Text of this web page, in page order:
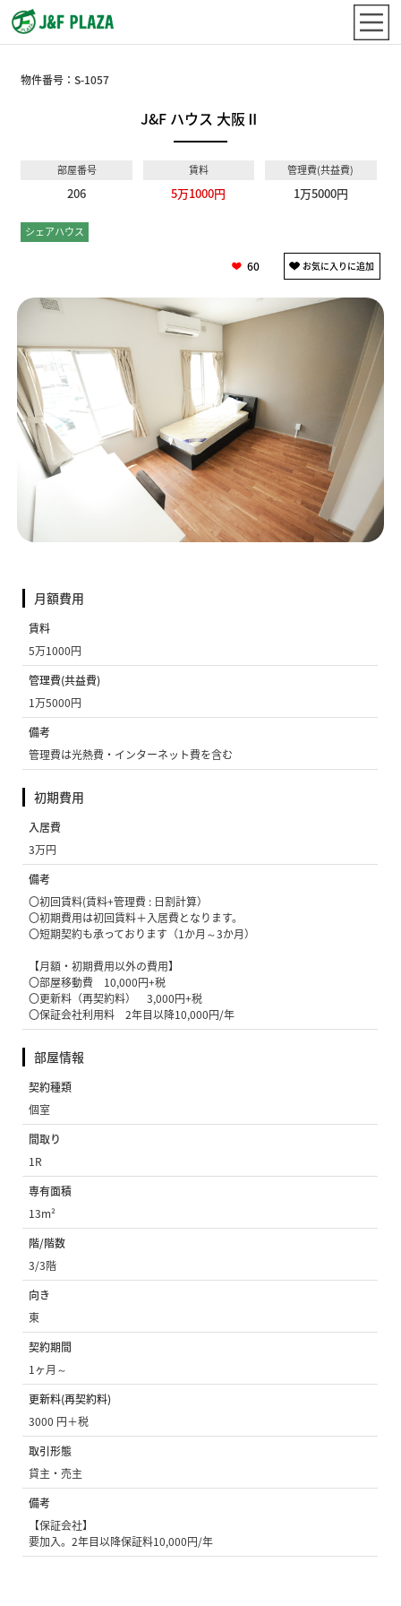
物件番号：S-1057
J&F ハウス 大阪Ⅱ
部屋番号
206
賃料
5万1000円
管理費(共益費)
1万5000円
シェアハウス
60
月額費用
賃料
5万1000円
管理費(共益費)
1万5000円
備考
管理費は光熱費・インターネット費を含む
初期費用
入居費
3万円
備考
〇初回賃料(賃料+管理費 : 日割計算）
〇初期費用は初回賃料＋入居費となります。
〇短期契約も承っております（1か月～3か月）
【月額・初期費用以外の費用】
〇部屋移動費 10,000円+税
〇更新料（再契約料） 3,000円+税
〇保証会社利用料 2年目以降10,000円/年
部屋情報
契約種類
個室
間取り
1R
専有面積
13m²
階/階数
3/3階
向き
東
契約期間
1ヶ月～
更新料(再契約料)
3000 円＋税
取引形態
貸主・売主
備考
【保証会社】
要加入。2年目以降保証料10,000円/年